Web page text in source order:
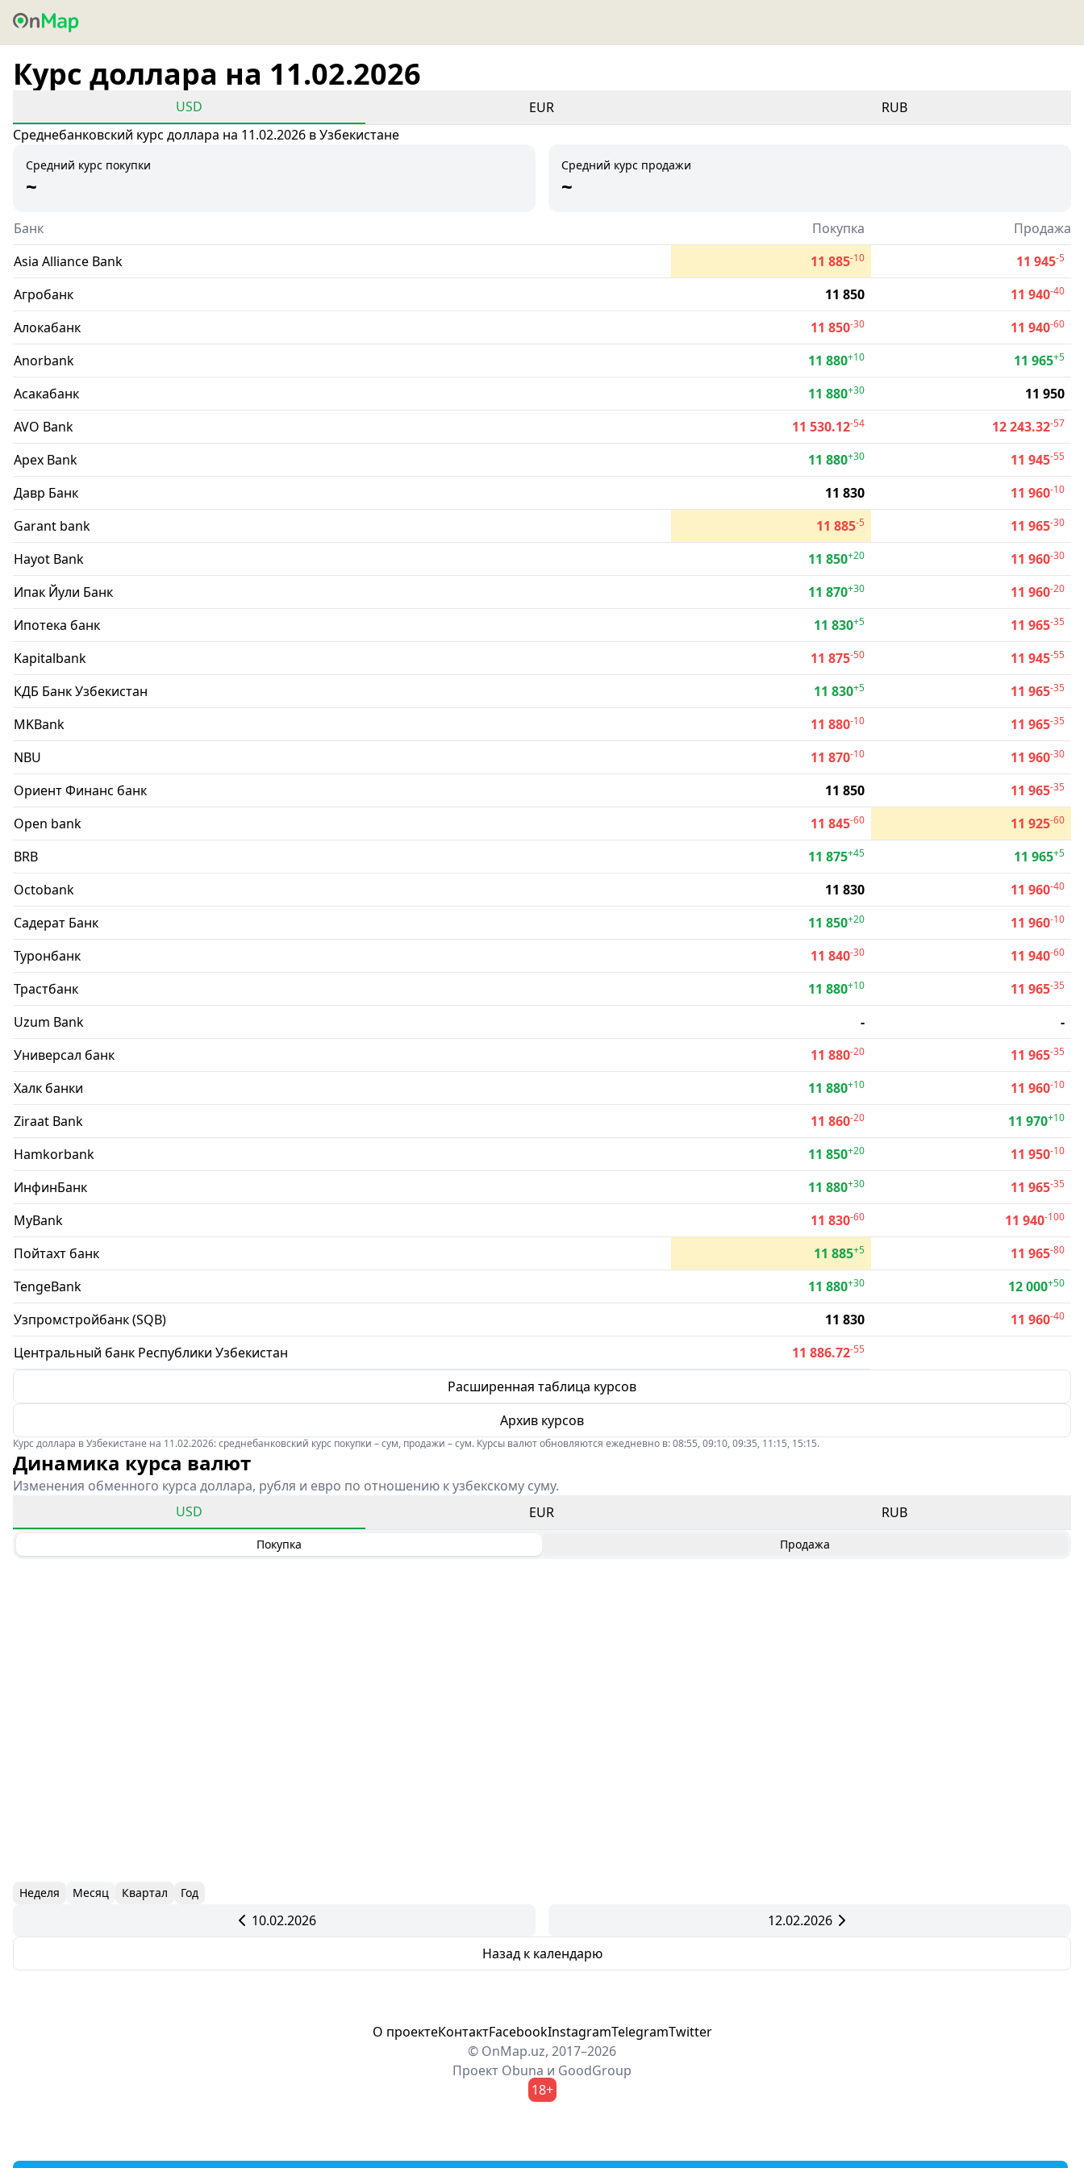
Курс доллара на 11.02.2026
USD EUR
RUB
Среднебанковский курс доллара на 11.02.2026 в Узбекистане
Средний курс покупки
~
Средний курс продажи
~
Банк Покупка
Продажа
Asia Alliance Bank
11 885-10 11 945-5
Агробанк 11 850 11 940-40
Алокабанк 11 850-30 11 940-60
Anorbank 11 880+10 11 965+5
Асакабанк 11 880+30
11 950
AVO Bank
11 530.12-54 12 243.32-57
Apex Bank 11 880+30 11 945-55
Давр Банк 11 830 11 960-10
Garant bank 11 885-5 11 965-30
Hayot Bank 11 850+20 11 960-30
Ипак Йули Банк 11 870+30 11 960-20
Ипотека банк 11 830+5 11 965-35
Kapitalbank 11 875-50 11 945-55
КДБ Банк Узбекистан 11 830+5 11 965-35
MKBank 11 880-10 11 965-35
NBU 11 870-10 11 960-30
Ориент Финанс банк 11 850 11 965-35
Open bank 11 845-60 11 925-60
BRB 11 875+45 11 965+5
Octobank 11 830 11 960-40
Садерат Банк 11 850+20 11 960-10
Туронбанк 11 840-30 11 940-60
Трастбанк 11 880+10 11 965-35
Uzum Bank -
-
Универсал банк
11 880-20 11 965-35
Халк банки 11 880+10 11 960-10
Ziraat Bank 11 860-20 11 970+10
Hamkorbank 11 850+20 11 950-10
ИнфинБанк 11 880+30 11 965-35
MyBank 11 830-60 11 940-100
Пойтахт банк 11 885+5 11 965-80
TengeBank 11 880+30 12 000+50
Узпромстройбанк (SQB) 11 830 11 960-40
Центральный банк Республики Узбекистан 11 886.72-55
Расширенная таблица курсов
Архив курсов
Курс доллара в Узбекистане на 11.02.2026: среднебанковский курс покупки – сум, продажи – сум. Курсы валют обновляются ежедневно в: 08:55, 09:10, 09:35, 11:15, 15:15.
Динамика курса валют
Изменения обменного курса доллара, рубля и евро по отношению к узбекскому суму.
USD
EUR RUB
Покупка Продажа
Неделя Месяц Квартал Год
10.02.2026
12.02.2026
Назад к календарю
О проектеКонтактFacebookInstagramTelegramTwitter
© OnMap.uz, 2017–2026
Проект Obuna и GoodGroup
18+